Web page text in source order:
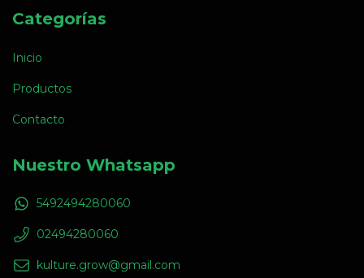
Categorías
Inicio
Productos
Contacto
Nuestro Whatsapp
5492494280060
02494280060
kulture.grow@gmail.com